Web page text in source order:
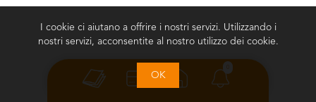
I cookie ci aiutano a offrire i nostri servizi. Utilizzando i
nostri servizi, acconsentite al nostro utilizzo dei cookie.
OK